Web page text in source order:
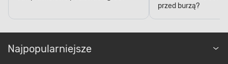
przed burzą?
Najpopularniejsze